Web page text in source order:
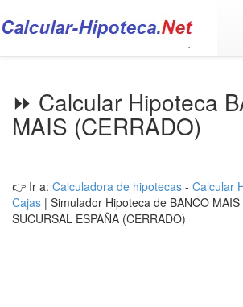
⏩ Calcular Hipoteca
MAIS (CERRADO)
👉 Ir a: Calculadora de hipotecas - Calcular
Cajas | Simulador Hipoteca de BANCO MAIS
SUCURSAL ESPAÑA (CERRADO)